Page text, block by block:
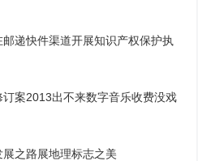
邮递快件渠道开展知识产权保护执
订案2013出不来数字音乐收费没戏
展之路展地理标志之美